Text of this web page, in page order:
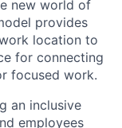
new world of
provides
location to
for connecting
focused work.
an inclusive
employees